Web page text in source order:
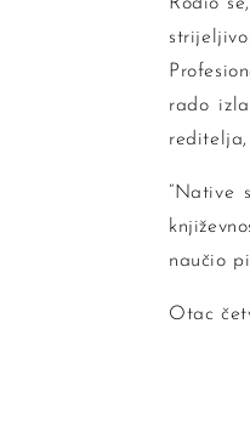
Rodio
rado
“Native
naučio
Otac